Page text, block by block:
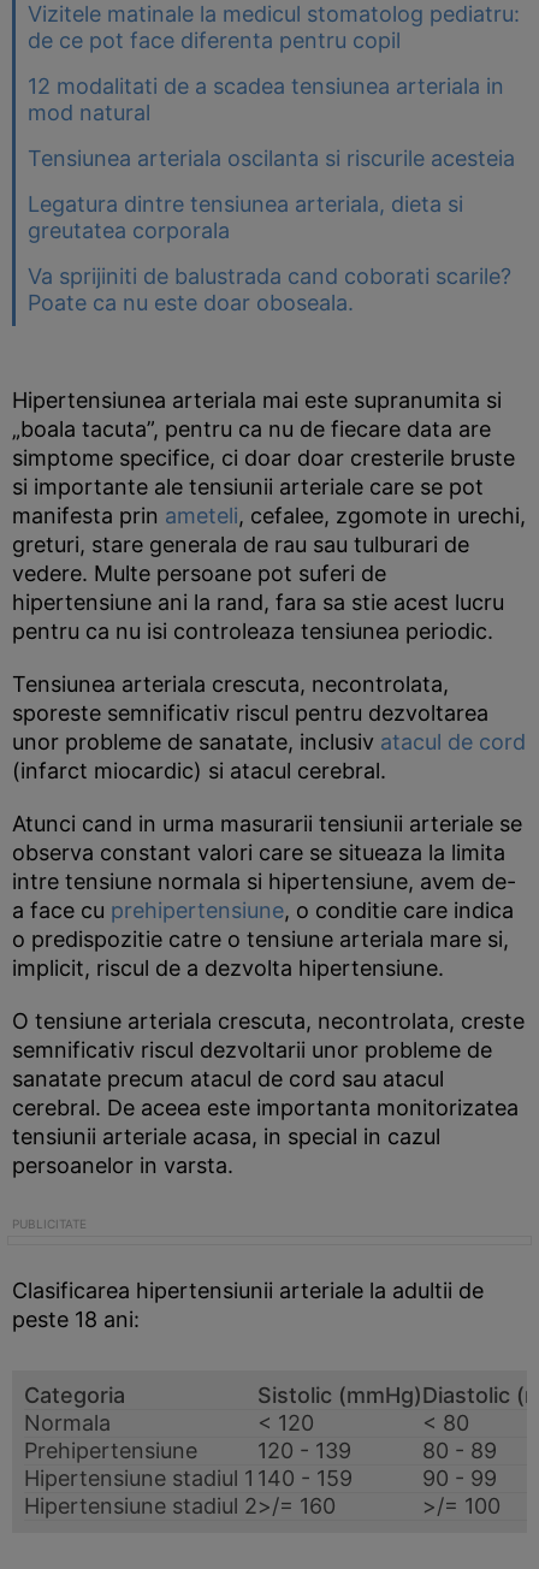
Vizitele matinale la medicul stomatolog pediatru:
de ce pot face diferenta pentru copil
12 modalitati de a scadea tensiunea arteriala in
mod natural
Tensiunea arteriala oscilanta si riscurile acesteia
Legatura dintre tensiunea arteriala, dieta si
greutatea corporala
Va sprijiniti de balustrada cand coborati scarile?
Poate ca nu este doar oboseala.
Hipertensiunea arteriala mai este supranumita si
„boala tacuta”, pentru ca nu de fiecare data are
simptome specifice, ci doar doar cresterile bruste
si importante ale tensiunii arteriale care se pot
manifesta prin ameteli, cefalee, zgomote in urechi,
greturi, stare generala de rau sau tulburari de
vedere. Multe persoane pot suferi de
hipertensiune ani la rand, fara sa stie acest lucru
pentru ca nu isi controleaza tensiunea periodic.
Tensiunea arteriala crescuta, necontrolata,
sporeste semnificativ riscul pentru dezvoltarea
unor probleme de sanatate, inclusiv atacul de cord
(infarct miocardic) si atacul cerebral.
Atunci cand in urma masurarii tensiunii arteriale se
observa constant valori care se situeaza la limita
intre tensiune normala si hipertensiune, avem de-
a face cu prehipertensiune, o conditie care indica
o predispozitie catre o tensiune arteriala mare si,
implicit, riscul de a dezvolta hipertensiune.
O tensiune arteriala crescuta, necontrolata, creste
semnificativ riscul dezvoltarii unor probleme de
sanatate precum atacul de cord sau atacul
cerebral. De aceea este importanta monitorizatea
tensiunii arteriale acasa, in special in cazul
persoanelor in varsta.
Clasificarea hipertensiunii arteriale la adultii de
peste 18 ani:
Categoria Sistolic (mmHg)Diastolic
Normala
< 120
< 80
Prehipertensiune
120 - 139
80 - 89
Hipertensiune stadiul 1 140 - 159
90 - 99
Hipertensiune stadiul 2>/= 160 >/= 100